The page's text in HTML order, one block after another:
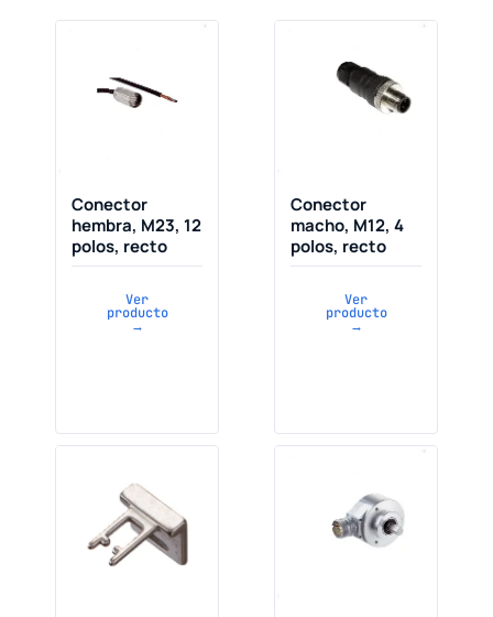
Conector
hembra, M23, 12
polos, recto
Ver
producto
→
Conector
macho, M12, 4
polos, recto
Ver
producto
→